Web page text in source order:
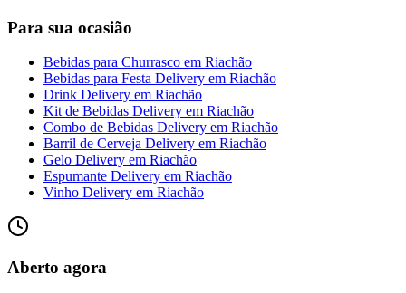
Para sua ocasião
Bebidas para Churrasco em Riachão
Bebidas para Festa Delivery em Riachão
Drink Delivery em Riachão
Kit de Bebidas Delivery em Riachão
Combo de Bebidas Delivery em Riachão
Barril de Cerveja Delivery em Riachão
Gelo Delivery em Riachão
Espumante Delivery em Riachão
Vinho Delivery em Riachão
Aberto agora